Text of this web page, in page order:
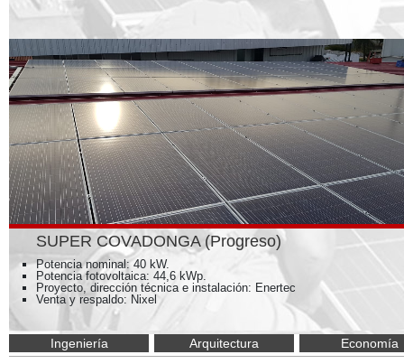
SUPER COVADONGA (Progreso)
Potencia nominal: 40 kW.
Potencia fotovoltaica: 44,6 kWp.
Proyecto, dirección técnica e instalación: Enertec
Venta y respaldo: Nixel
Ingeniería Arquitectura Economía